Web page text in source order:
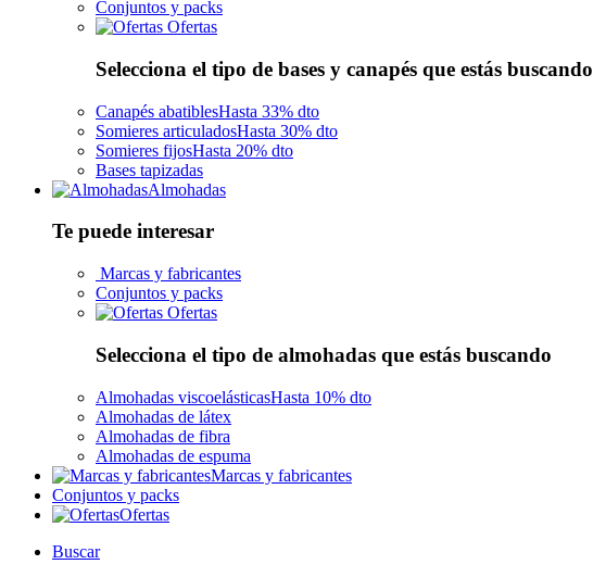
Conjuntos y packs
Ofertas
Selecciona el tipo de bases y canapés que estás buscando
Canapés abatiblesHasta 33% dto
Somieres articuladosHasta 30% dto
Somieres fijosHasta 20% dto
Bases tapizadas
Almohadas
Te puede interesar
Marcas y fabricantes
Conjuntos y packs
Ofertas
Selecciona el tipo de almohadas que estás buscando
Almohadas viscoelásticasHasta 10% dto
Almohadas de látex
Almohadas de fibra
Almohadas de espuma
Marcas y fabricantes
Conjuntos y packs
Ofertas
Buscar